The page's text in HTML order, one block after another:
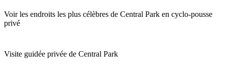
Voir les endroits les plus célèbres de Central Park en cyclo-pousse
privé
Visite guidée privée de Central Park